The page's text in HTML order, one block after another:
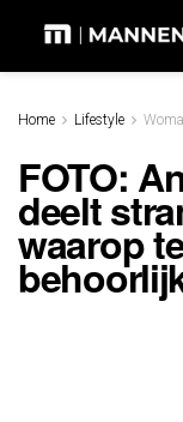
Home Lifestyle
FOTO:
deelt
waarop